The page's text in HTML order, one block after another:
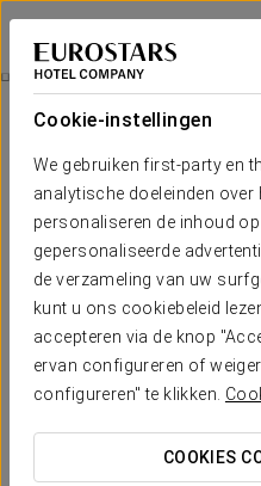
Cookie-instellingen
We gebruiken first-party en
analytische doeleinden over
personaliseren de inhoud
gepersonaliseerde
de verzameling van uw
kunt u ons cookiebeleid
accepteren via de knop
ervan configureren of
configureren" te klikken.
COOKIES
Eurostars La Pleta
LLEIDA - BAQUEIRA
Detox Experience
€237,50 per persoon
Detox experience
Ontsnap aan de routine en
die het volgende omvat: